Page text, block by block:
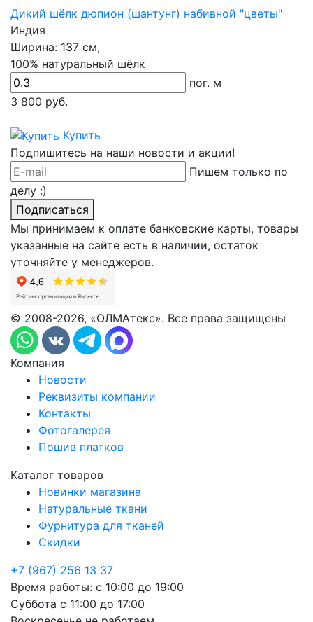
Дикий шёлк дюпион (шантунг) набивной "цветы"
Индия
Ширина: 137 см,
100% натуральный шёлк
пог. м
3 800руб.
Купить
Подпишитесь на наши новости и акции!
Пишем только по
делу :)
Подписаться
Мы принимаем к оплате банковские карты, товары
указанные на сайте есть в наличии, остаток
уточняйте у менеджеров.
© 2008-2026, «ОЛМАтекс». Все права защищены
Компания
Новости
Реквизиты компании
Контакты
Фотогалерея
Пошив платков
Каталог товаров
Новинки магазина
Натуральные ткани
Фурнитура для тканей
Скидки
+7 (967) 256 13 37
Время работы: с 10:00 до 19:00
Суббота с 11:00 до 17:00